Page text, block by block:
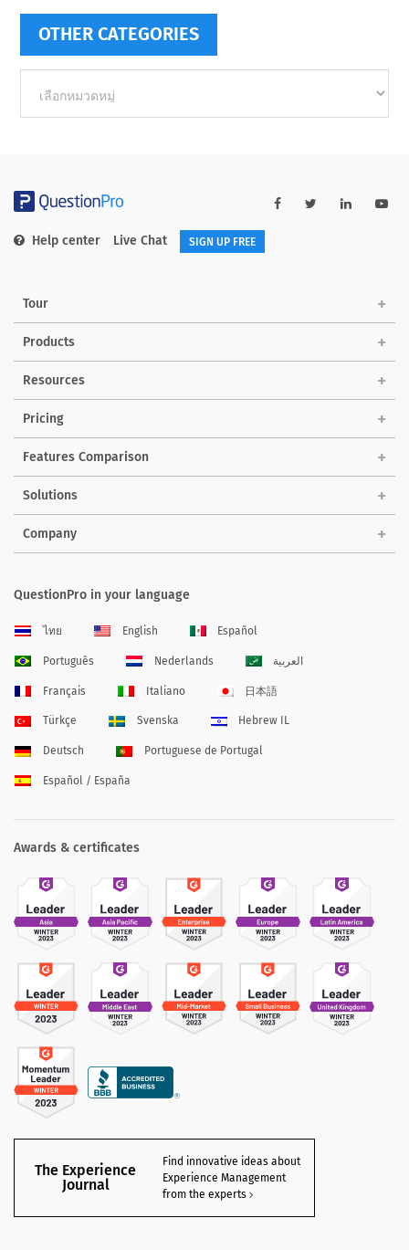
OTHER CATEGORIES
categories
Help center Live Chat SIGN UP FREE
Tour
Products
Resources
Pricing
Features Comparison
Solutions
Company
QuestionPro in your language
ไทย English Español
Português Nederlands العربية
Français Italiano 日本語
Türkçe Svenska Hebrew IL
Deutsch Portuguese de Portugal
Español / España
Awards & certificates
The Experience
Journal
Find innovative ideas about
Experience Management
from the experts